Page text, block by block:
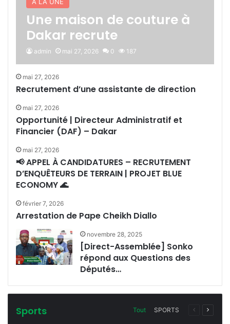
Une maison de couture à
Dakar recrute
admin mai 27, 2026 0 187
mai 27, 2026
Recrutement d’une assistante de direction
mai 27, 2026
Opportunité | Directeur Administratif et
Financier (DAF) – Dakar
mai 27, 2026
📢 APPEL À CANDIDATURES – RECRUTEMENT
D’ENQUÊTEURS DE TERRAIN | PROJET BLUE
ECONOMY 🌊
février 7, 2026
Arrestation de Pape Cheikh Diallo
novembre 28, 2025
[Direct-Assemblée] Sonko
répond aux Questions des
Députés…
Sports Tout SPORTS
PagePage